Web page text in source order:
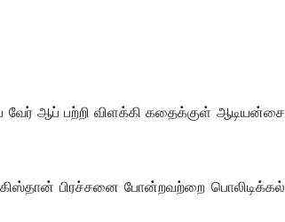
வேர் ஆப் பற்றி விளக்கி கதைக்குள் ஆடியன்சை
பிரச்சனை போன்றவற்றை பொலிடிக்கல்